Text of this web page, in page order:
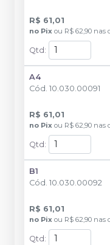
R$ 61,01
no Pix ou R$ 62,90 nas
Qtd :
A4
Cód. 10.030.00091
R$ 61,01
no Pix ou R$ 62,90 nas
Qtd :
B1
Cód. 10.030.00092
R$ 61,01
no Pix ou R$ 62,90 nas
Qtd :